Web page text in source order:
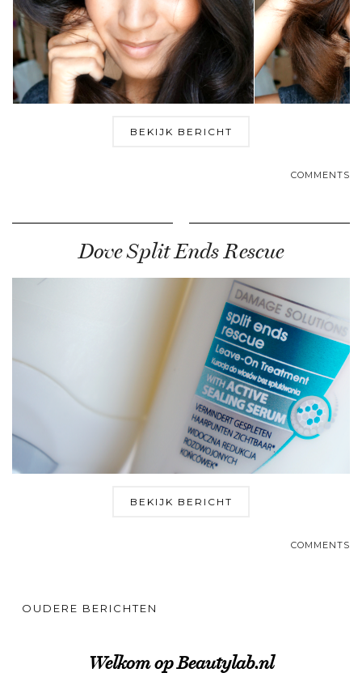
BEKIJK BERICHT
COMMENTS
Dove Split Ends Rescue
BEKIJK BERICHT
COMMENTS
OUDERE BERICHTEN
Welkom op Beautylab.nl